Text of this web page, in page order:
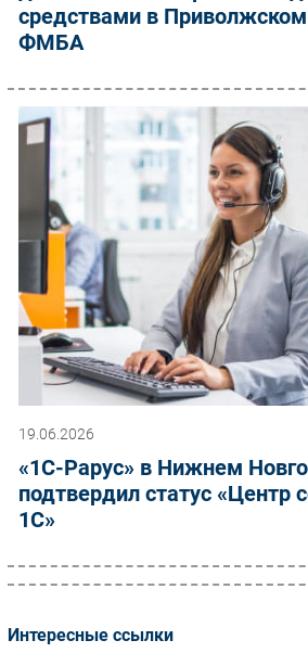
средствами в
ФМБА
19.06.2026
«1С-Рарус» в Нижнем
подтвердил статус «Центр
1С»
Интересные ссылки